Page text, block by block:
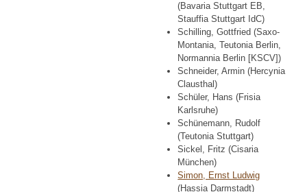
(Bavaria Stuttgart EB,
Stauffia Stuttgart IdC)
Schilling, Gottfried (Saxo-
Montania, Teutonia Berlin,
Normannia Berlin [KSCV])
Schneider, Armin (Hercynia
Clausthal)
Schüler, Hans (Frisia
Karlsruhe)
Schünemann, Rudolf
(Teutonia Stuttgart)
Sickel, Fritz (Cisaria
München)
Simon, Ernst Ludwig
(Hassia Darmstadt)